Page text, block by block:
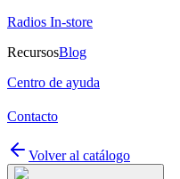
Radios In-store
RecursosBlog
Centro de ayuda
Contacto
Volver al catálogo